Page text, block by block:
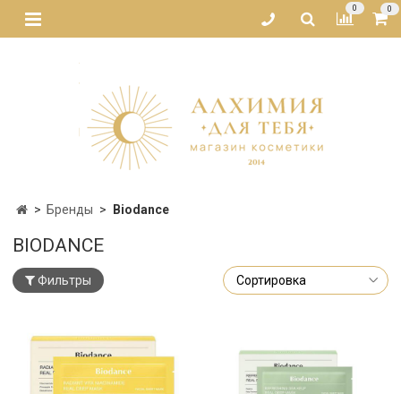
0 0
Бренды Biodance
BIODANCE
Фильтры